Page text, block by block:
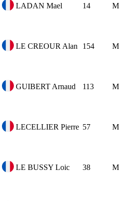
LADAN Mael 14 M
LE CREOUR Alan 154 M
GUIBERT Arnaud 113 M
LECELLIER Pierre 57 M
LE BUSSY Loic 38 M